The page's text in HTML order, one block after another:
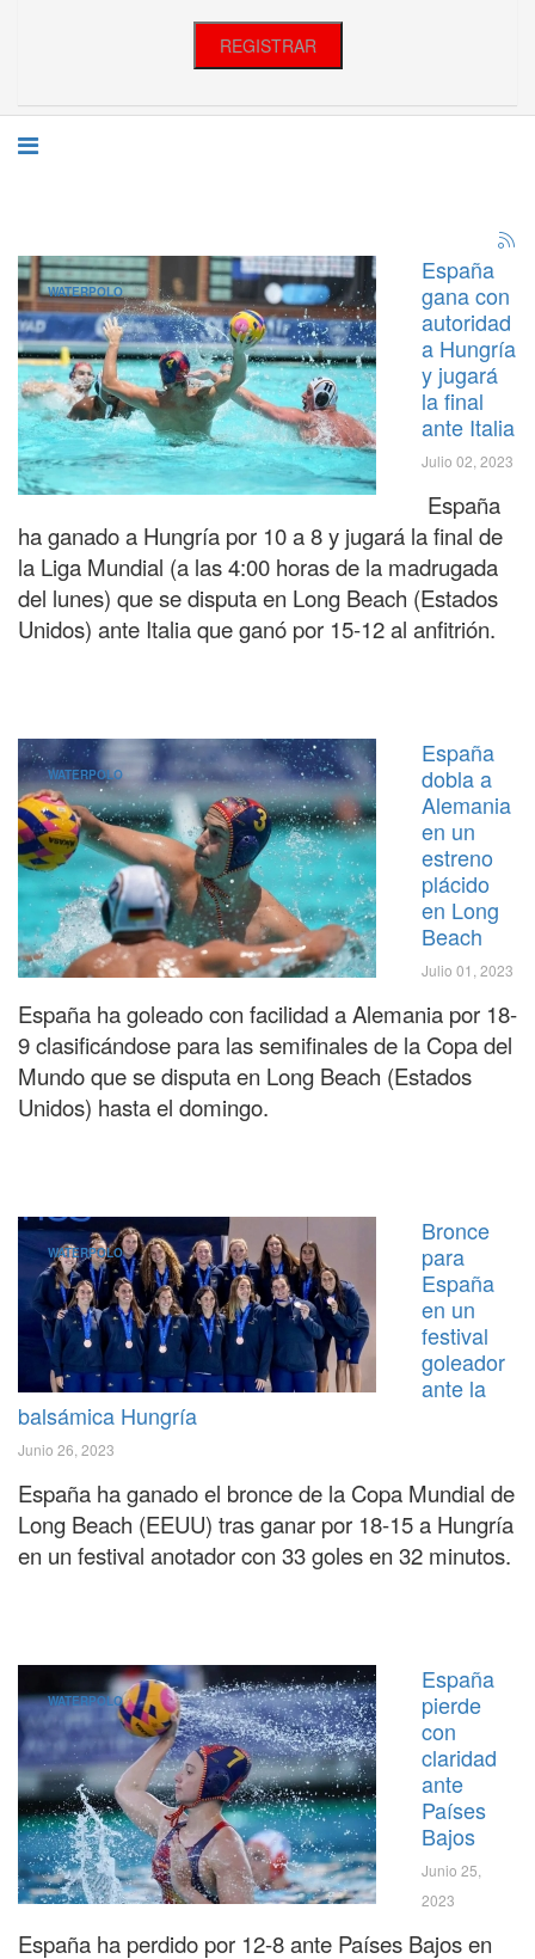
REGISTRAR
WATERPOLO
España
gana con
autoridad
a Hungría
y jugará
la final
ante Italia
Julio 02, 2023
España
ha ganado a Hungría por 10 a 8 y jugará la final de
la Liga Mundial (a las 4:00 horas de la madrugada
del lunes) que se disputa en Long Beach (Estados
Unidos) ante Italia que ganó por 15-12 al anfitrión.
WATERPOLO
España
dobla a
Alemania
en un
estreno
plácido
en Long
Beach
Julio 01, 2023
España ha goleado con facilidad a Alemania por 18-
9 clasificándose para las semifinales de la Copa del
Mundo que se disputa en Long Beach (Estados
Unidos) hasta el domingo.
WATERPOLO
Bronce
para
España
en un
festival
goleador
ante la
balsámica Hungría
Junio 26, 2023
España ha ganado el bronce de la Copa Mundial de
Long Beach (EEUU) tras ganar por 18-15 a Hungría
en un festival anotador con 33 goles en 32 minutos.
WATERPOLO
España
pierde
con
claridad
ante
Países
Bajos
Junio 25,
2023
España ha perdido por 12-8 ante Países Bajos en